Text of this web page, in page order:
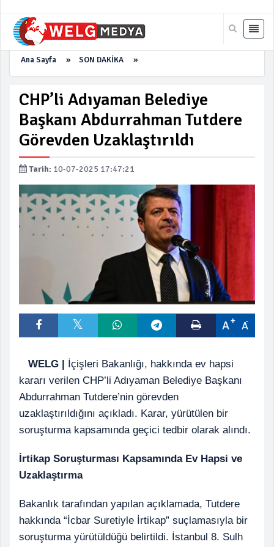
Ana Sayfa » SON DAKİKA »
CHP’li Adıyaman Belediye
Başkanı Abdurrahman Tutdere
Görevden Uzaklaştırıldı
Tarih: 10-07-2025 17:47:21
A A
WELG | İçişleri Bakanlığı, hakkında ev hapsi
kararı verilen CHP’li Adıyaman Belediye Başkanı
Abdurrahman Tutdere’nin görevden
uzaklaştırıldığını açıkladı. Karar, yürütülen bir
soruşturma kapsamında geçici tedbir olarak alındı.
İrtikap Soruşturması Kapsamında Ev Hapsi ve
Uzaklaştırma
Bakanlık tarafından yapılan açıklamada, Tutdere
hakkında “İcbar Suretiyle İrtikap” suçlamasıyla bir
soruşturma yürütüldüğü belirtildi. İstanbul 8. Sulh